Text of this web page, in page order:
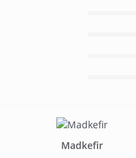
Madkefir